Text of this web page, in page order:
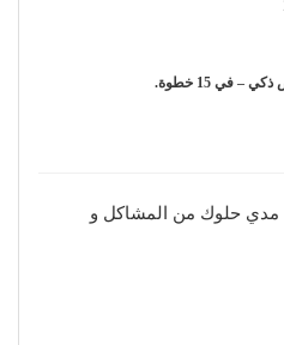
في 15 خطوة.
مدي حلوك من المشاكل و